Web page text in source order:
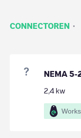
CONNECTOREN ·
NEMA
2,4 kw